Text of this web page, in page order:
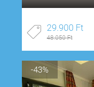
29.900 Ft
48.050 Ft
-43%